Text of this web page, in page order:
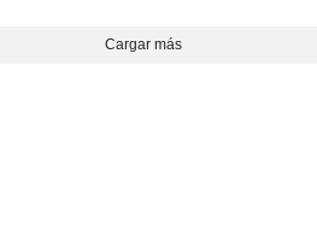
Cargar más